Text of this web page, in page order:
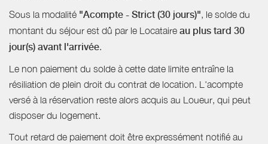
Sous la modalité "Acompte - Strict (30 jours)", le solde du
montant du séjour est dû par le Locataire au plus tard 30
jour(s) avant l'arrivée.
Le non paiement du solde à cette date limite entraîne la
résiliation de plein droit du contrat de location. L'acompte
versé à la réservation reste alors acquis au Loueur, qui peut
disposer du logement.
Tout retard de paiement doit être expressément notifié au